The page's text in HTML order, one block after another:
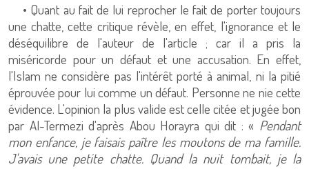
• Quant au fait de lui reprocher le fait de porter toujours
une chatte, cette critique révèle, en effet, l'ignorance et le
déséquilibre de l'auteur de l'article ; car il a pris la
miséricorde pour un défaut et une accusation. En effet,
l'Islam ne considère pas l'intérêt porté à animal, ni la pitié
éprouvée pour lui comme un défaut. Personne ne nie cette
évidence. L'opinion la plus valide est celle citée et jugée bon
par Al-Termezi d'après Abou Horayra qui dit : « Pendant
mon enfance, je faisais paître les moutons de ma famille.
J'avais une petite chatte. Quand la nuit tombait, je la